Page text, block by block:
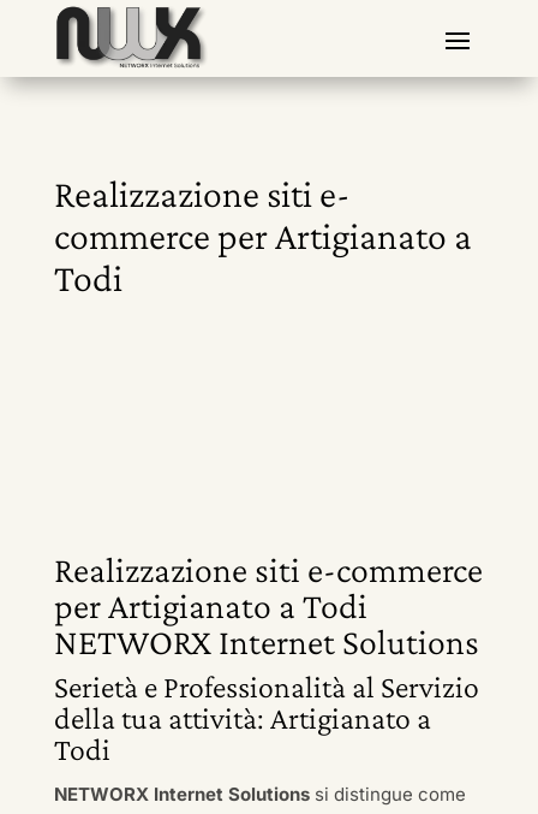
Realizzazione siti e-
commerce per Artigianato a
Todi
Realizzazione siti e-commerce
per Artigianato a Todi
NETWORX Internet Solutions
Serietà e Professionalità al Servizio
della tua attività: Artigianato a
Todi
NETWORX Internet Solutionssi distingue come